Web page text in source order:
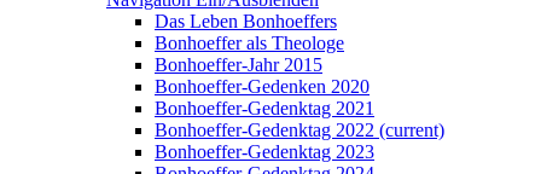
Das Leben Bonhoeffers
Bonhoeffer als Theologe
Bonhoeffer-Jahr 2015
Bonhoeffer-Gedenken 2020
Bonhoeffer-Gedenktag 2021
Bonhoeffer-Gedenktag 2022 (current)
Bonhoeffer-Gedenktag 2023